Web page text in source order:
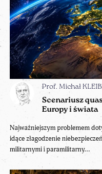
Prof. Michał
Scenariusz
Europy i świata
Najważniejszym problemem
idące złagodzenie
militarnymi i paramilitarny...